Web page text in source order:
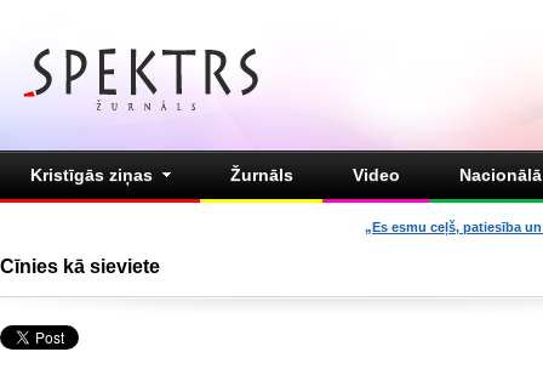
Kristīgās ziņas Žurnāls Video
„Es esmu ceļš, patiesība
Cīnies kā sieviete